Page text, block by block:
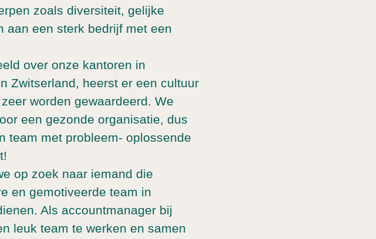
zoals diversiteit, gelijke
aan een sterk bedrijf met een
over onze kantoren in
Zwitserland, heerst er een cultuur
worden gewaardeerd. We
een gezonde organisatie, dus
team met probleem- oplossende
op zoek naar iemand die
en gemotiveerde team in
Als accountmanager bij
leuk team te werken en samen